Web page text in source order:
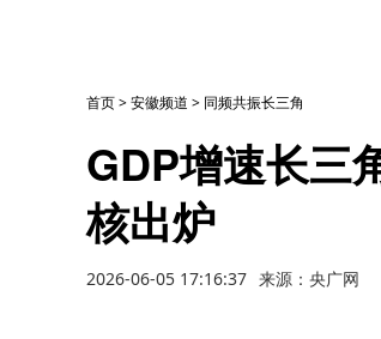
首页>安徽频道 > 同频共振长三角
GDP增速长三
核出炉
2026-06-05 17:16:37 来源：央广网